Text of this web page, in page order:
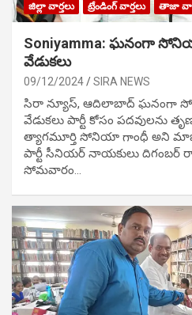
జిల్లా వార్తలు ట్రేండింగ్ వార్తలు తాజా
Soniyamma: ఘ‌నంగా
వేడుక‌లు
09/12/2024 SIRA NEWS
సిరా న్యూస్, ఆదిలాబాద్ ఘ‌నంగా
వేడుక‌లు పార్టీ కోసం ప‌ద‌వుల‌ను
త్యాగమూర్తి సోనియా గాంధీ అని మాజీ
పార్టీ సీనియ‌ర్ నాయ‌కులు దిగంబ‌ర్
సోమవారం…